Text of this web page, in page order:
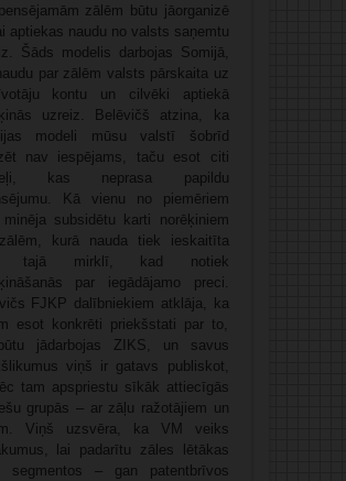
zālēm būtu jāorganizē
aptiekas naudu no valsts saņemtu
Šāds modelis darbojas Somijā,
par zālēm valsts pārskaita uz
kontu un cilvēki aptiekā
uzreiz. Belēvičš atzina, ka
modeli mūsu valstī šobrīd
nav iespējams, taču esot citi
kas neprasa papildu
Kā vienu no piemēriem
subsidētu karti norēķiniem
kurā nauda tiek ieskaitīta
tajā mirklī, kad notiek
par iegādājamo preci.
FJKP dalībniekiem atklāja, ka
esot konkrēti priekšstati par to,
jādarbojas ZIKS, un savus
viņš ir gatavs publiskot,
tam apspriestu sīkāk attiecīgās
grupās – ar zāļu ražotājiem un
Viņš uzsvēra, ka VM veiks
lai padarītu zāles lētākas
segmentos – gan patentbrīvos